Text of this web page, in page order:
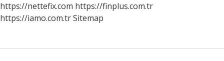
https://nettefix.com https://finplus.com.tr
https://iamo.com.trSitemap